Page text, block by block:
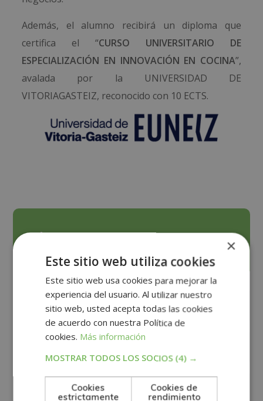
Además, el alumno recibirá un diploma que
certifica el “CURSO UNIVERSITARIO DE
ESPECIALIZACIÓN EN INNOVACIÓN EN COCINA”,
avalada por la UNIVERSIDAD DE
VITORIAGASTEIZ, reconocido con 10 ECTS.
×
Este sitio web utiliza cookies
Este sitio web usa cookies para mejorar la
experiencia del usuario. Al utilizar nuestro
sitio web, usted acepta todas las cookies
de acuerdo con nuestra Política de
cookies. Más información
MOSTRAR TODOS LOS SOCIOS (4) →
Cookies
estrictamente
Cookies de
rendimiento